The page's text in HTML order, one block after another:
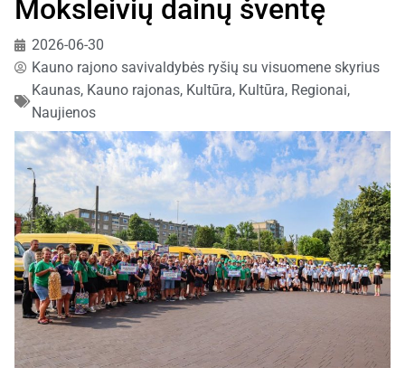
Moksleivių dainų šventę
2026-06-30
Kauno rajono savivaldybės ryšių su visuomene skyrius
Kaunas, Kauno rajonas, Kultūra, Kultūra, Regionai,
Naujienos